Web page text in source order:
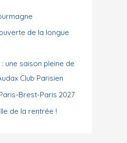
de la longue
: une saison pleine de
Club Parisien
Brest-Paris 2027
de la rentrée !